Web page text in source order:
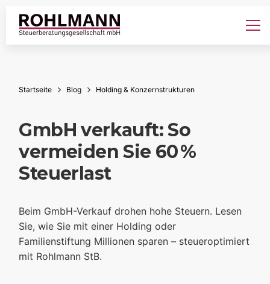
Startseite Blog Holding & Konzernstrukturen
GmbH verkauft: So
vermeiden Sie 60 %
Steuerlast
Beim GmbH-Verkauf drohen hohe Steuern. Lesen
Sie, wie Sie mit einer Holding oder
Familienstiftung Millionen sparen – steueroptimiert
mit Rohlmann StB.